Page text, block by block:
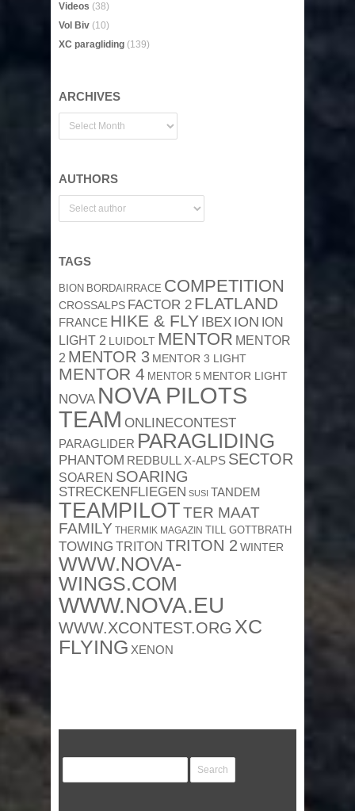
Videos (38)
Vol Biv (10)
XC paragliding (139)
ARCHIVES
AUTHORS
TAGS
BION BORDAIRRACE COMPETITION
CROSSALPS FACTOR 2 FLATLAND
FRANCE HIKE & FLY IBEX ION ION
LIGHT 2 LUIDOLT MENTOR MENTOR
2 MENTOR 3 MENTOR 3 LIGHT
MENTOR 4 MENTOR 5 MENTOR LIGHT
NOVA NOVA PILOTS
TEAM ONLINECONTEST
PARAGLIDER PARAGLIDING
PHANTOM REDBULL X-ALPS SECTOR
SOAREN SOARING
STRECKENFLIEGEN SUSI TANDEM
TEAMPILOTTER MAAT
FAMILY THERMIK MAGAZIN TILL GOTTBRATH
TOWING TRITON TRITON 2 WINTER
WWW.NOVA-
WINGS.COM
WWW.NOVA.EU
WWW.XCONTEST.ORG XC
FLYING XENON